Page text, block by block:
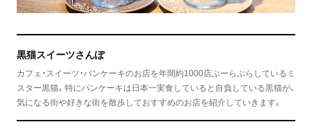
黒猫スイーツさんぽ
カフェ・スイーツ・パンケーキのお店を年間約1000店ぶーらぶらしているミ
スター黒猫。特にパンケーキは日本一実食していると自負している黒猫が、
気になる街や好きな街を散歩しておすすめのお店を紹介していきます。